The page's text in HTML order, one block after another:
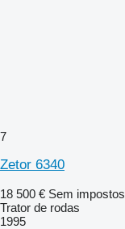
7
Zetor 6340
18 500 € Sem impostos
Trator de rodas
1995